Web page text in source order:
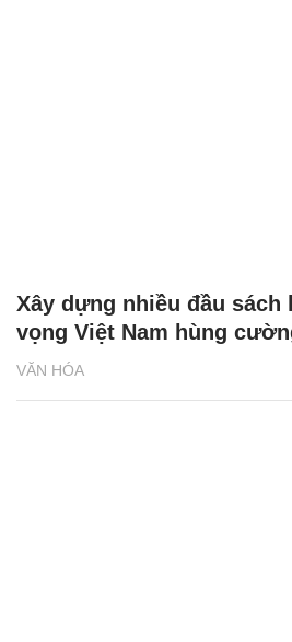
VĂN HÓA
Xây dựng nhiều đầu sách
vọng Việt Nam hùng